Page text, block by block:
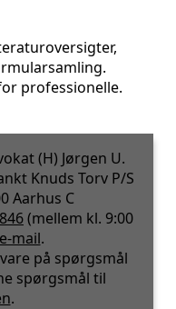
professionelle.
(H) Jørgen U.
Knuds Torv P/S
Aarhus C
(mellem kl. 9:00
mail.
på spørgsmål
spørgsmål til
.